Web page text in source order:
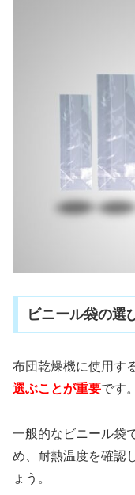
ビニール袋の選
布団乾燥機に使用す
選ぶことが重要です。
一般的なビニール袋
め、耐熱温度を確認
ょう。